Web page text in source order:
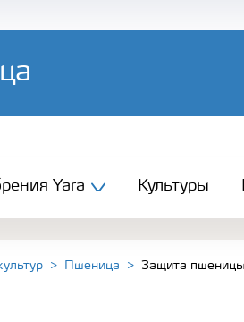
сервисы
Yara Культуры
Пшеница Защита